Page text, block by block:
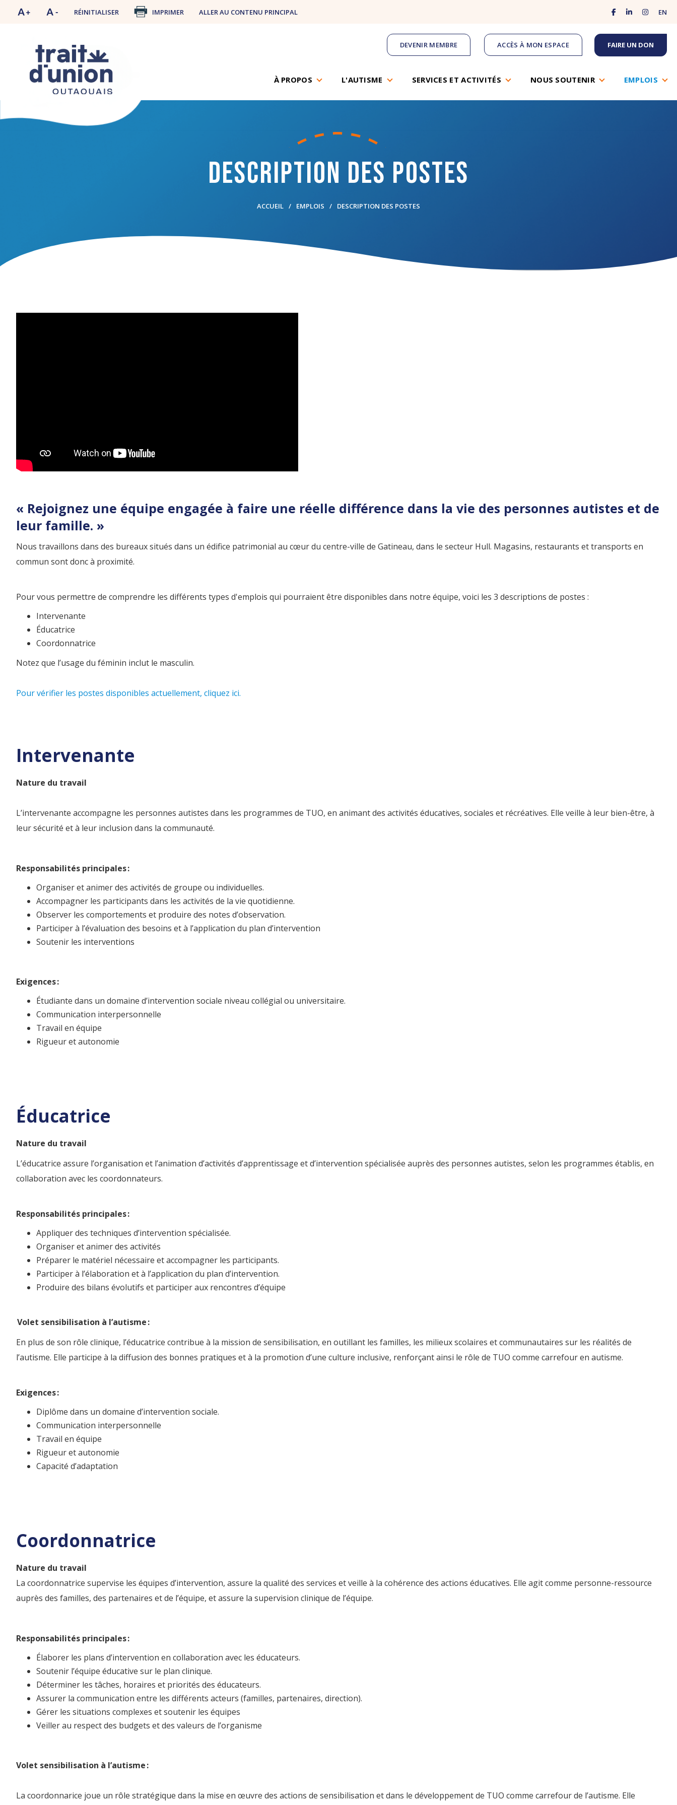
RÉINITIALISER IMPRIMER ALLER AU CONTENU PRINCIPAL facebooklinkedininstagram
EN
DEVENIR MEMBRE ACCÈS À MON ESPACE FAIRE UN DON
À PROPOS L'AUTISME SERVICES ET ACTIVITÉS NOUS SOUTENIR EMPLOIS
Description des postes
ACCUEIL EMPLOIS DESCRIPTION DES POSTES
« Rejoignez une équipe engagée à faire une réelle différence dans la vie des personnes autistes et de
leur famille. »
Nous travaillons dans des bureaux situés dans un édifice patrimonial au cœur du centre-ville de Gatineau, dans le secteur Hull. Magasins, restaurants et transports en
commun sont donc à proximité.
Pour vous permettre de comprendre les différents types d'emplois qui pourraient être disponibles dans notre équipe, voici les 3 descriptions de postes :
Intervenante
Éducatrice
Coordonnatrice
Notez que l’usage du féminin inclut le masculin.
Pour vérifier les postes disponibles actuellement, cliquez ici.
Intervenante
Nature du travail
L’intervenante accompagne les personnes autistes dans les programmes de TUO, en animant des activités éducatives, sociales et récréatives. Elle veille à leur bien-être, à
leur sécurité et à leur inclusion dans la communauté.
Responsabilités principales :
Organiser et animer des activités de groupe ou individuelles.
Accompagner les participants dans les activités de la vie quotidienne.
Observer les comportements et produire des notes d’observation.
Participer à l’évaluation des besoins et à l’application du plan d’intervention
Soutenir les interventions
Exigences :
Étudiante dans un domaine d’intervention sociale niveau collégial ou universitaire.
Communication interpersonnelle
Travail en équipe
Rigueur et autonomie
Éducatrice
Nature du travail
L’éducatrice assure l’organisation et l’animation d’activités d’apprentissage et d’intervention spécialisée auprès des personnes autistes, selon les programmes établis, en
collaboration avec les coordonnateurs.
Responsabilités principales :
Appliquer des techniques d’intervention spécialisée.
Organiser et animer des activités
Préparer le matériel nécessaire et accompagner les participants.
Participer à l’élaboration et à l’application du plan d’intervention.
Produire des bilans évolutifs et participer aux rencontres d’équipe
Volet sensibilisation à l’autisme :
En plus de son rôle clinique, l’éducatrice contribue à la mission de sensibilisation, en outillant les familles, les milieux scolaires et communautaires sur les réalités de
l’autisme. Elle participe à la diffusion des bonnes pratiques et à la promotion d’une culture inclusive, renforçant ainsi le rôle de TUO comme carrefour en autisme.
Exigences :
Diplôme dans un domaine d’intervention sociale.
Communication interpersonnelle
Travail en équipe
Rigueur et autonomie
Capacité d’adaptation
Coordonnatrice
Nature du travail
La coordonnatrice supervise les équipes d’intervention, assure la qualité des services et veille à la cohérence des actions éducatives. Elle agit comme personne-ressource
auprès des familles, des partenaires et de l’équipe, et assure la supervision clinique de l’équipe.
Responsabilités principales :
Élaborer les plans d’intervention en collaboration avec les éducateurs.
Soutenir l’équipe éducative sur le plan clinique.
Déterminer les tâches, horaires et priorités des éducateurs.
Assurer la communication entre les différents acteurs (familles, partenaires, direction).
Gérer les situations complexes et soutenir les équipes
Veiller au respect des budgets et des valeurs de l’organisme
Volet sensibilisation à l’autisme :
La coordonnarice joue un rôle stratégique dans la mise en œuvre des actions de sensibilisation et dans le développement de TUO comme carrefour de l’autisme. Elle